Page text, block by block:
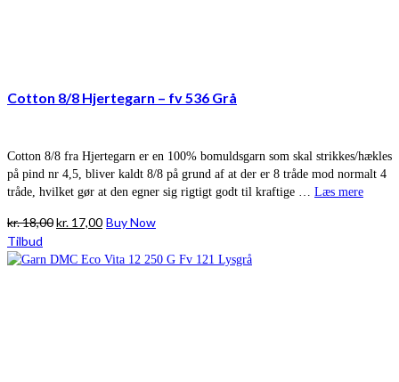
Cotton 8/8 Hjertegarn – fv 536 Grå
Cotton 8/8 fra Hjertegarn er en 100% bomuldsgarn som skal strikkes/hækles
på pind nr 4,5, bliver kaldt 8/8 på grund af at der er 8 tråde mod normalt 4
tråde, hvilket gør at den egner sig rigtigt godt til kraftige … Læs mere
kr.18,00Den
pris
kr. 17,00Den
pris
Buy Now
Tilbud